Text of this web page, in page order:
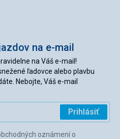
na e-mail
na Váš e-mail!
ľadovce alebo plavbu
Nebojte, Váš e-mail
Prihlásiť
oznámení o